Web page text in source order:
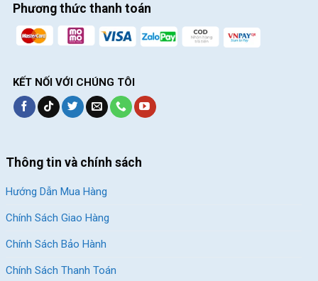
Phương thức thanh toán
KẾT NỐI VỚI CHÚNG TÔI
Thông tin và chính sách
Hướng Dẫn Mua Hàng
Chính Sách Giao Hàng
Chính Sách Bảo Hành
Chính Sách Thanh Toán